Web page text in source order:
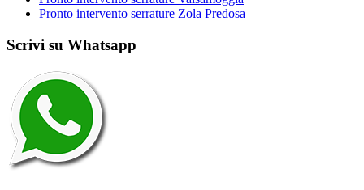
Pronto intervento serrature Zola Predosa
Scrivi su Whatsapp